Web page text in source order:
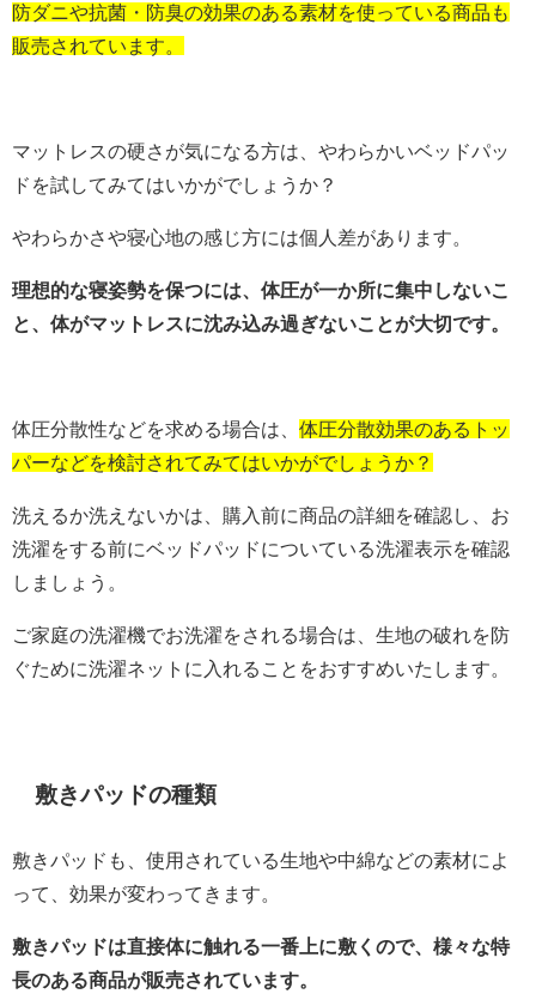
防ダニや抗菌・防臭の効果のある素材を使っている商品も
販売されています。
マットレスの硬さが気になる方は、やわらかいベッドパッ
ドを試してみてはいかがでしょうか？
やわらかさや寝心地の感じ方には個人差があります。
理想的な寝姿勢を保つには、体圧が一か所に集中しないこ
と、体がマットレスに沈み込み過ぎないことが大切です。
体圧分散性などを求める場合は、 体圧分散効果のあるトッ
パーなどを検討されてみてはいかがでしょうか？
洗えるか洗えないかは、購入前に商品の詳細を確認し、お
洗濯をする前にベッドパッドについている洗濯表示を確認
しましょう。
ご家庭の洗濯機でお洗濯をされる場合は、生地の破れを防
ぐために洗濯ネットに入れることをおすすめいたします。
敷きパッドの種類
敷きパッドも、使用されている生地や中綿などの素材によ
って、効果が変わってきます。
敷きパッドは直接体に触れる一番上に敷くので、様々な特
長のある商品が販売されています。